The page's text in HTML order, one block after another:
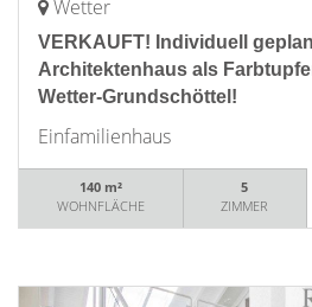
Wetter
VERKAUFT! Individuell
Architektenhaus als
Wetter-Grundschöttel!
Einfamilienhaus
140 m²
WOHNFLÄCHE
5
ZIMMER